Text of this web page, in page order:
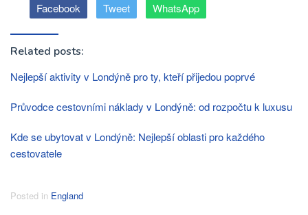
Facebook Tweet WhatsApp
Related posts:
Nejlepší aktivity v Londýně pro ty, kteří přijedou poprvé
Průvodce cestovními náklady v Londýně: od rozpočtu k luxusu
Kde se ubytovat v Londýně: Nejlepší oblasti pro každého
cestovatele
Posted in England